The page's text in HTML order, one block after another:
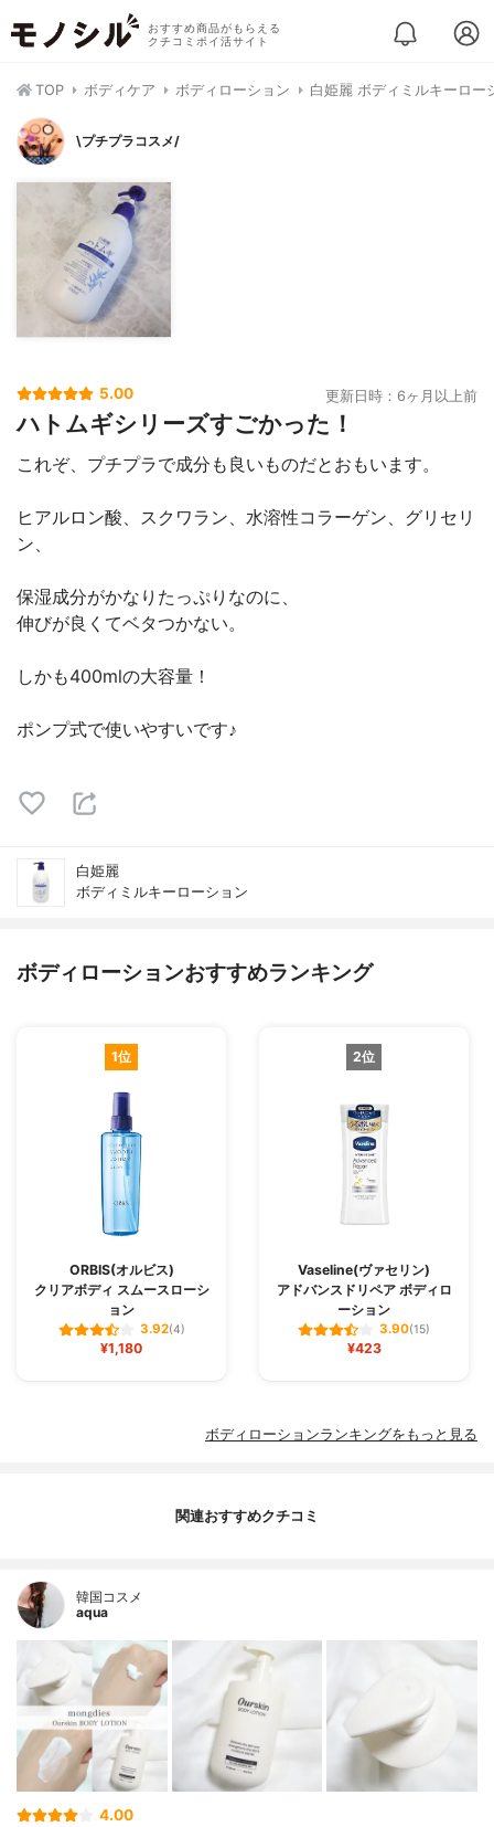
おすすめ商品がもらえる
クチコミポイ活サイト
TOP ボディケア ボディローション 白姫麗 ボディミルキーロー
\プチプラコスメ/
5.00 更新日時：6ヶ月以上前
ハトムギシリーズすごかった！
これぞ、プチプラで成分も良いものだとおもいます。
ヒアルロン酸、スクワラン、水溶性コラーゲン、グリセリ
ン、
保湿成分がかなりたっぷりなのに、
伸びが良くてベタつかない。
しかも400mlの大容量！
ポンプ式で使いやすいです♪
白姫麗
ボディミルキーローション
ボディローションおすすめランキング
1位
ORBIS(オルビス)
クリアボディ スムースローシ
ョン
3.92(4)
¥1,180
2位
Vaseline(ヴァセリン)
アドバンスドリペア ボディロ
ーション
3.90(15)
¥423
ボディローションランキングをもっと見る
関連おすすめクチコミ
韓国コスメ
aqua
4.00